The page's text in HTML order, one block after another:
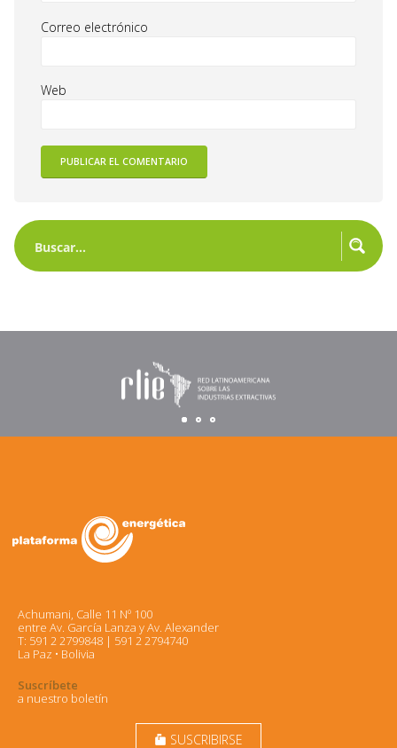
Correo electrónico
Web
Achumani, Calle 11 Nº 100
entre Av. García Lanza y Av. Alexander
T: 591 2 2799848 | 591 2 2794740
La Paz • Bolivia
Suscríbete
a nuestro boletín
markunread_mailbox SUSCRIBIRSE